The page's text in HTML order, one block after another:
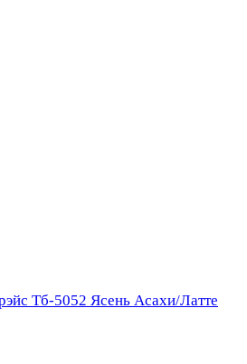
Тб-5052 Ясень Асахи/Латте